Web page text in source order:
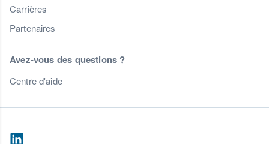
Carrières
Partenaires
Avez-vous des questions ?
Centre d'aide